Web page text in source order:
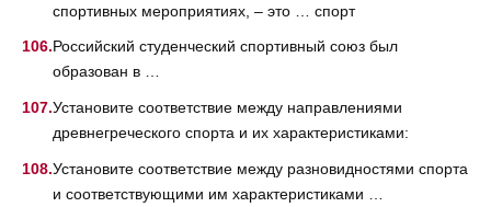
спортивных мероприятиях, – это … спорт
Российский студенческий спортивный союз был
образован в …
Установите соответствие между направлениями
древнегреческого спорта и их характеристиками:
Установите соответствие между разновидностями спорта
и соответствующими им характеристиками …